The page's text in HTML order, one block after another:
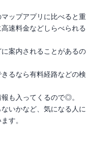
ップアプリに比べると重
速料金などしらべられる
案内されることがあるの
るなら有料経路などの検
も入ってくるので◎。
いかなど、気になる人に
す。